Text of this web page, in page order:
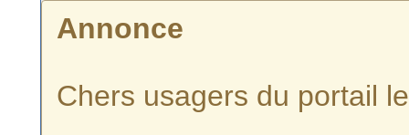
Annonce
Chers usagers du portail